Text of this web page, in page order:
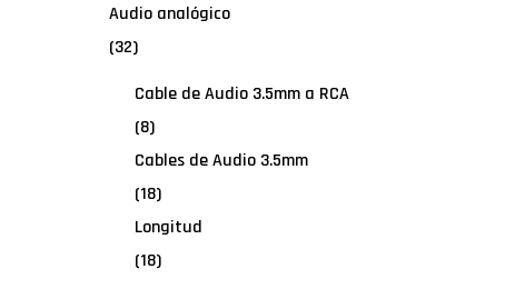
Audio analógico
(32)
Cable de Audio 3.5mm a RCA
(8)
Cables de Audio 3.5mm
(18)
Longitud
(18)